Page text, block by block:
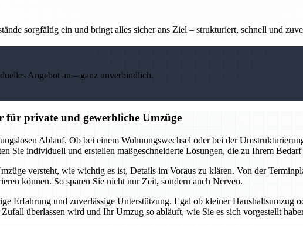
sorgfältig ein und bringt alles sicher ans Ziel – strukturiert, schnell und
Angebot an – ganz unverbindlich.
für private und gewerbliche Umzüge
Ablauf. Ob bei einem Wohnungswechsel oder bei der
Sie individuell und erstellen maßgeschneiderte Lösungen, die zu Ihrem Bedarf
versteht, wie wichtig es ist, Details im Voraus zu klären. Von der
können. So sparen Sie nicht nur Zeit, sondern auch Nerven.
Erfahrung und zuverlässige Unterstützung. Egal ob kleiner Haushaltsumzug
überlassen wird und Ihr Umzug so abläuft, wie Sie es sich vorgestellt